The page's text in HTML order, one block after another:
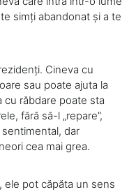
simți abandonat și a te
Cineva cu
sau poate ajuta la
cu răbdare poate sta
fără să-l „repare”,
dar
cea mai grea.
ele pot căpăta un sens